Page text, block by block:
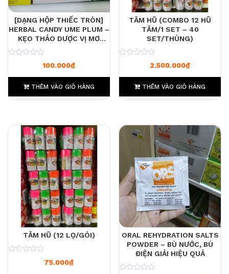
[DẠNG HỘP THIẾC TRÒN]
HERBAL CANDY UME PLUM –
KẸO THẢO DƯỢC VỊ MƠ
CHUA MÁT
100.000₫
THÊM VÀO GIỎ HÀNG
TĂM HŨ (COMBO 12 HŨ
TĂM/1 SET – 40
SET/THÙNG)
2.500.000₫
THÊM VÀO GIỎ HÀNG
TĂM HŨ (12 LỌ/GÓI)
75.000₫
ORAL REHYDRATION SALTS
POWDER – BÙ NƯỚC, BÙ
ĐIỆN GIẢI HIỆU QUẢ